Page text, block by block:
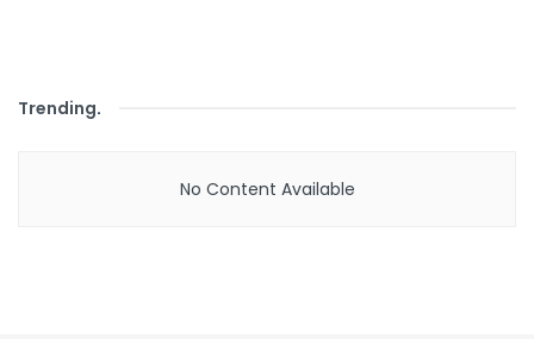
Trending.
No Content Available